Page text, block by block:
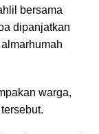
bersama
dipanjatkan
warga,